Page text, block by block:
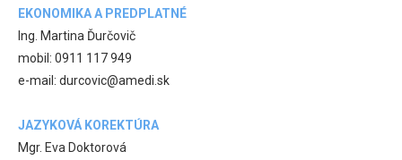
EKONOMIKA A PREDPLATNÉ
Ing. Martina Ďurčovič
mobil: 0911 117 949
e-mail: durcovic@amedi.sk
JAZYKOVÁ KOREKTÚRA
Mgr. Eva Doktorová